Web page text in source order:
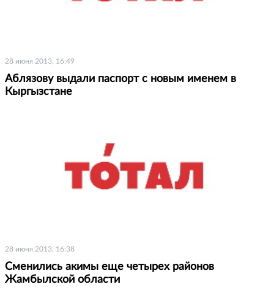
28 июня 2013, 16:49
Аблязову выдали паспорт с новым именем в
Кыргызстане
28 июня 2013, 16:38
Сменились акимы еще четырех районов
Жамбылской области